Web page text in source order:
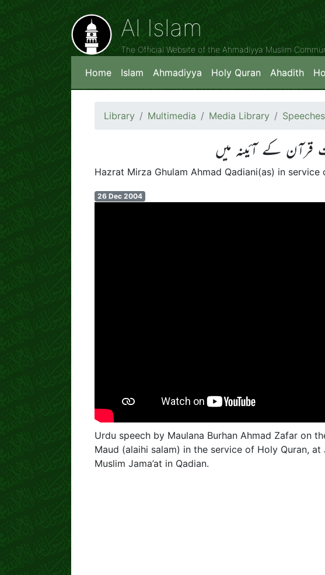
Al Islam
The Official Website of the Ahmadiyya Muslim
Home Islam Ahmadiyya Holy Quran Ahadith
Library Multimedia Media Library
کے آئینہ میں
Hazrat Mirza Ghulam Ahmad Qadiani(as) in service
26 Dec 2004
Urdu speech by Maulana Burhan Ahmad Zafar on
Maud (alaihi salam) in the service of Holy Quran,
Muslim Jama’at in Qadian.